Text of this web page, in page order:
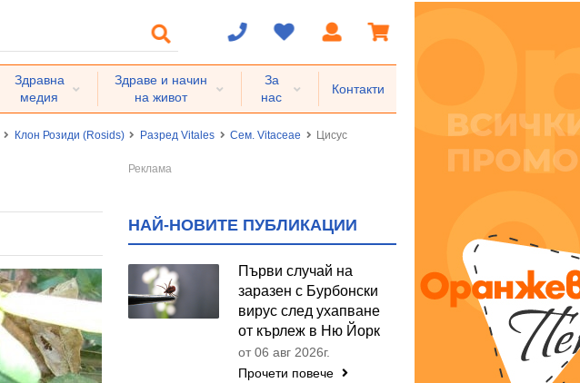
Здравна
медия
Здраве и начин
на живот
За
нас
Контакти
Клон Розиди (Rosids) Разред Vitales Сем. Vitaceae Цисус
НАЙ-НОВИТЕ ПУБЛИКАЦИИ
Първи случай на
заразен с Бурбонски
вирус след ухапване
от кърлеж в Ню Йорк
от 06 авг 2026г.
Прочети повече